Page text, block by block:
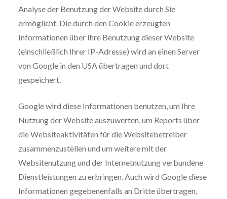
Analyse der Benutzung der Website durch Sie
ermöglicht. Die durch den Cookie erzeugten
Informationen über Ihre Benutzung dieser Website
(einschließlich Ihrer IP-Adresse) wird an einen Server
von Google in den USA übertragen und dort
gespeichert.
Google wird diese Informationen benutzen, um Ihre
Nutzung der Website auszuwerten, um Reports über
die Websiteaktivitäten für die Websitebetreiber
zusammenzustellen und um weitere mit der
Websitenutzung und der Internetnutzung verbundene
Dienstleistungen zu erbringen. Auch wird Google diese
Informationen gegebenenfalls an Dritte übertragen,